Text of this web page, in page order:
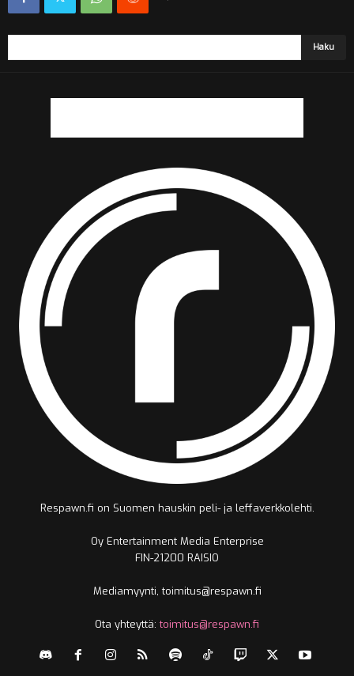
Respawn.fi on Suomen hauskin peli- ja leffaverkkolehti.
Oy Entertainment Media Enterprise
FIN-21200 RAISIO
Mediamyynti, toimitus@respawn.fi
Ota yhteyttä:toimitus@respawn.fi